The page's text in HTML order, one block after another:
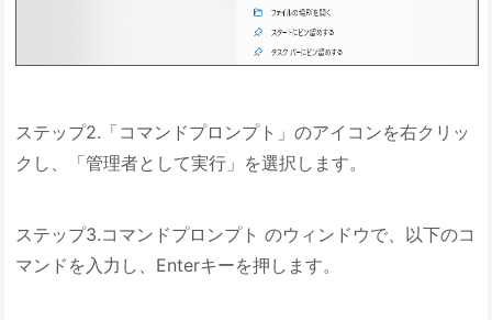
ステップ2.「コマンドプロンプト」のアイコンを右クリッ
クし、「管理者として実行」を選択します。
ステップ3.コマンドプロンプト のウィンドウで、以下のコ
マンドを入力し、Enterキーを押します。